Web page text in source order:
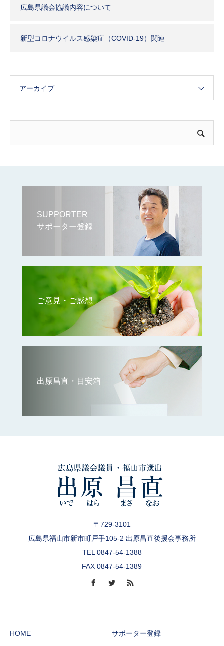
広島県議会協議内容について
新型コロナウイルス感染症（COVID-19）関連
アーカイブ
SUPPORTER
サポーター登録
ご意見・ご感想
出原昌直・目安箱
〒729-3101
広島県福山市新市町戸手105-2 出原昌直後援会事務所
TEL 0847-54-1388
FAX 0847-54-1389
HOME サポーター登録